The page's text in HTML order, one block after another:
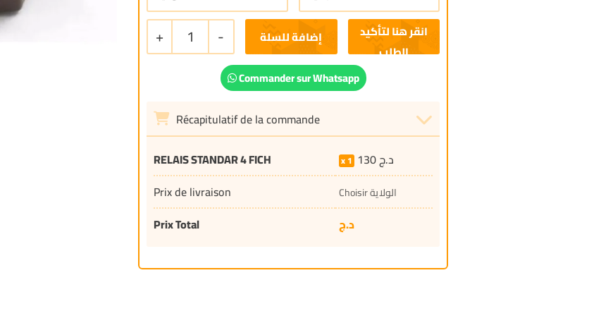
+ 1 - إضافة للسلة
Commander sur Whatsapp
Récapitulatif de la commande
RELAIS STANDAR 4 FICH
1 130د.ج
Prix de livraison
Choisir الولاية
Prix Total د.ج